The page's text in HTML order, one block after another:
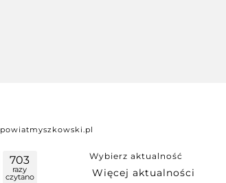
powiatmyszkowski.pl
703
razy
czytano
Wybierz aktualność